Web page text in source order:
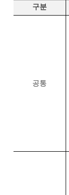
구분
공통